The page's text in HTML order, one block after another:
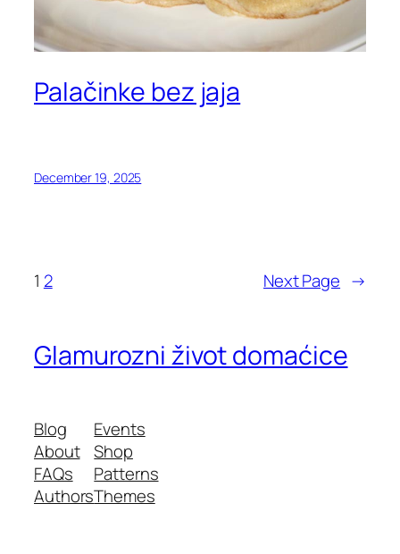
Palačinke bez jaja
December 19, 2025
1 2 Next Page →
Glamurozni život domaćice
Blog
About
FAQs
Authors
Events
Shop
Patterns
Themes